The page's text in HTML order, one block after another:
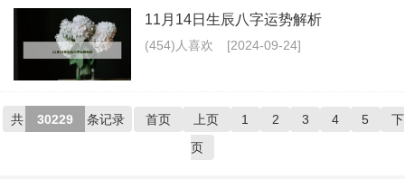
11月14日生辰八字运势解析
(454)人喜欢 [2024-09-24]
共 30229 条记录 首页 上页 1 2 3 4 5
下
页